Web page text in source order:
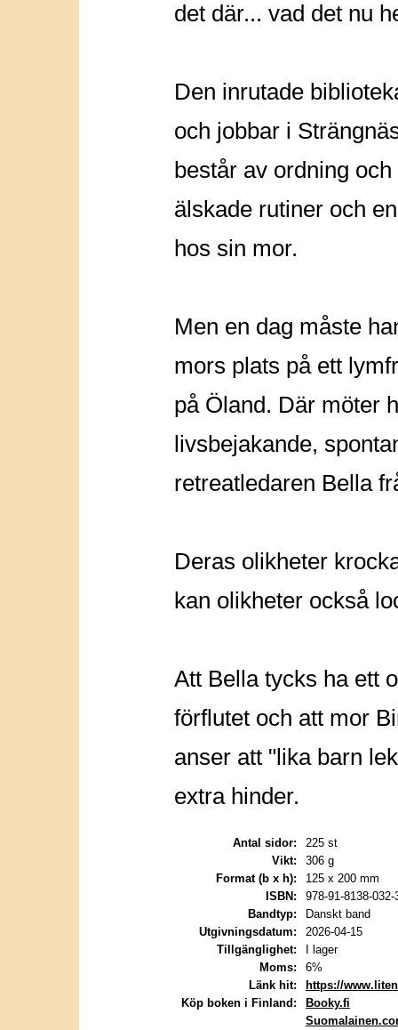
det där... vad det nu
Den inrutade
och jobbar i
består av ordning
älskade rutiner och
hos sin mor.
Men en dag måste
mors plats på ett
på Öland. Där möter
livsbejakande,
retreatledaren Bella
Deras olikheter
kan olikheter också
Att Bella tycks ha ett
förflutet och att mor
anser att "lika barn
extra hinder.
Antal sidor:
225 st
Vikt:
306 g
Format (b x h):
125 x 200 mm
ISBN:
978-91-8138-032-
Bandtyp:
Danskt band
Utgivningsdatum:
2026-04-15
Tillgänglighet:
I lager
Moms:
6%
Länk hit:
https://
Köp boken i Finland:
Booky.fi